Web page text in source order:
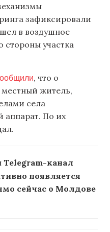
зафиксировали
в воздушное
стороны участка
, что о
житель,
села
аппарат. По их
канал
появляется
сейчас о Молдове